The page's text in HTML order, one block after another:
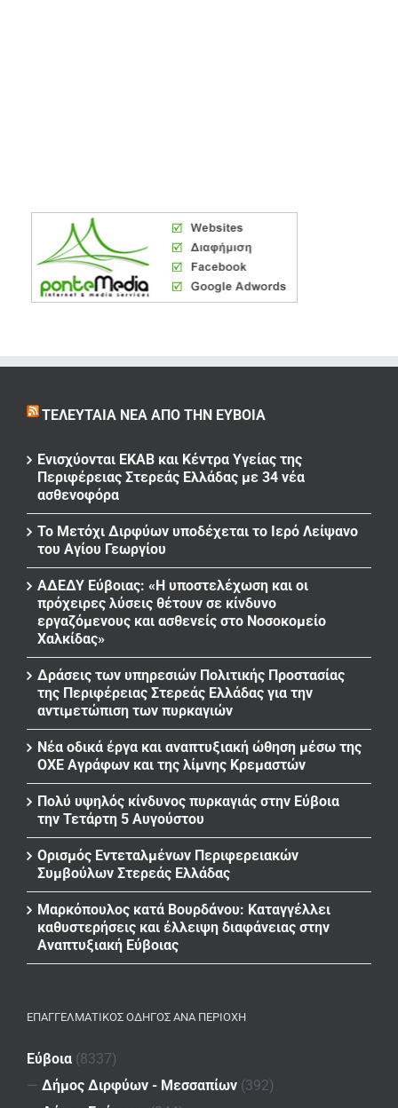
ΤΕΛΕΥΤΑΊΑ ΝΈΑ ΑΠΌ ΤΗΝ ΕΎΒΟΙΑ
Ενισχύονται ΕΚΑΒ και Κέντρα Υγείας της
Περιφέρειας Στερεάς Ελλάδας με 34 νέα
ασθενοφόρα
Το Μετόχι Διρφύων υποδέχεται το Ιερό Λείψανο
του Αγίου Γεωργίου
ΑΔΕΔΥ Εύβοιας: «Η υποστελέχωση και οι
πρόχειρες λύσεις θέτουν σε κίνδυνο
εργαζόμενους και ασθενείς στο Νοσοκομείο
Χαλκίδας»
Δράσεις των υπηρεσιών Πολιτικής Προστασίας
της Περιφέρειας Στερεάς Ελλάδας για την
αντιμετώπιση των πυρκαγιών
Νέα οδικά έργα και αναπτυξιακή ώθηση μέσω της
ΟΧΕ Αγράφων και της λίμνης Κρεμαστών
Πολύ υψηλός κίνδυνος πυρκαγιάς στην Εύβοια
την Τετάρτη 5 Αυγούστου
Ορισμός Εντεταλμένων Περιφερειακών
Συμβούλων Στερεάς Ελλάδας
Μαρκόπουλος κατά Βουρδάνου: Καταγγέλλει
καθυστερήσεις και έλλειψη διαφάνειας στην
Αναπτυξιακή Εύβοιας
ΕΠΑΓΓΕΛΜΑΤΙΚΌΣ ΟΔΗΓΌΣ ΑΝΆ ΠΕΡΙΟΧΉ
Εύβοια (8337)
— Δήμος Διρφύων - Μεσσαπίων (392)